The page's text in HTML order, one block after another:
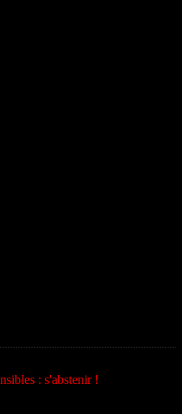
: s'abstenir !